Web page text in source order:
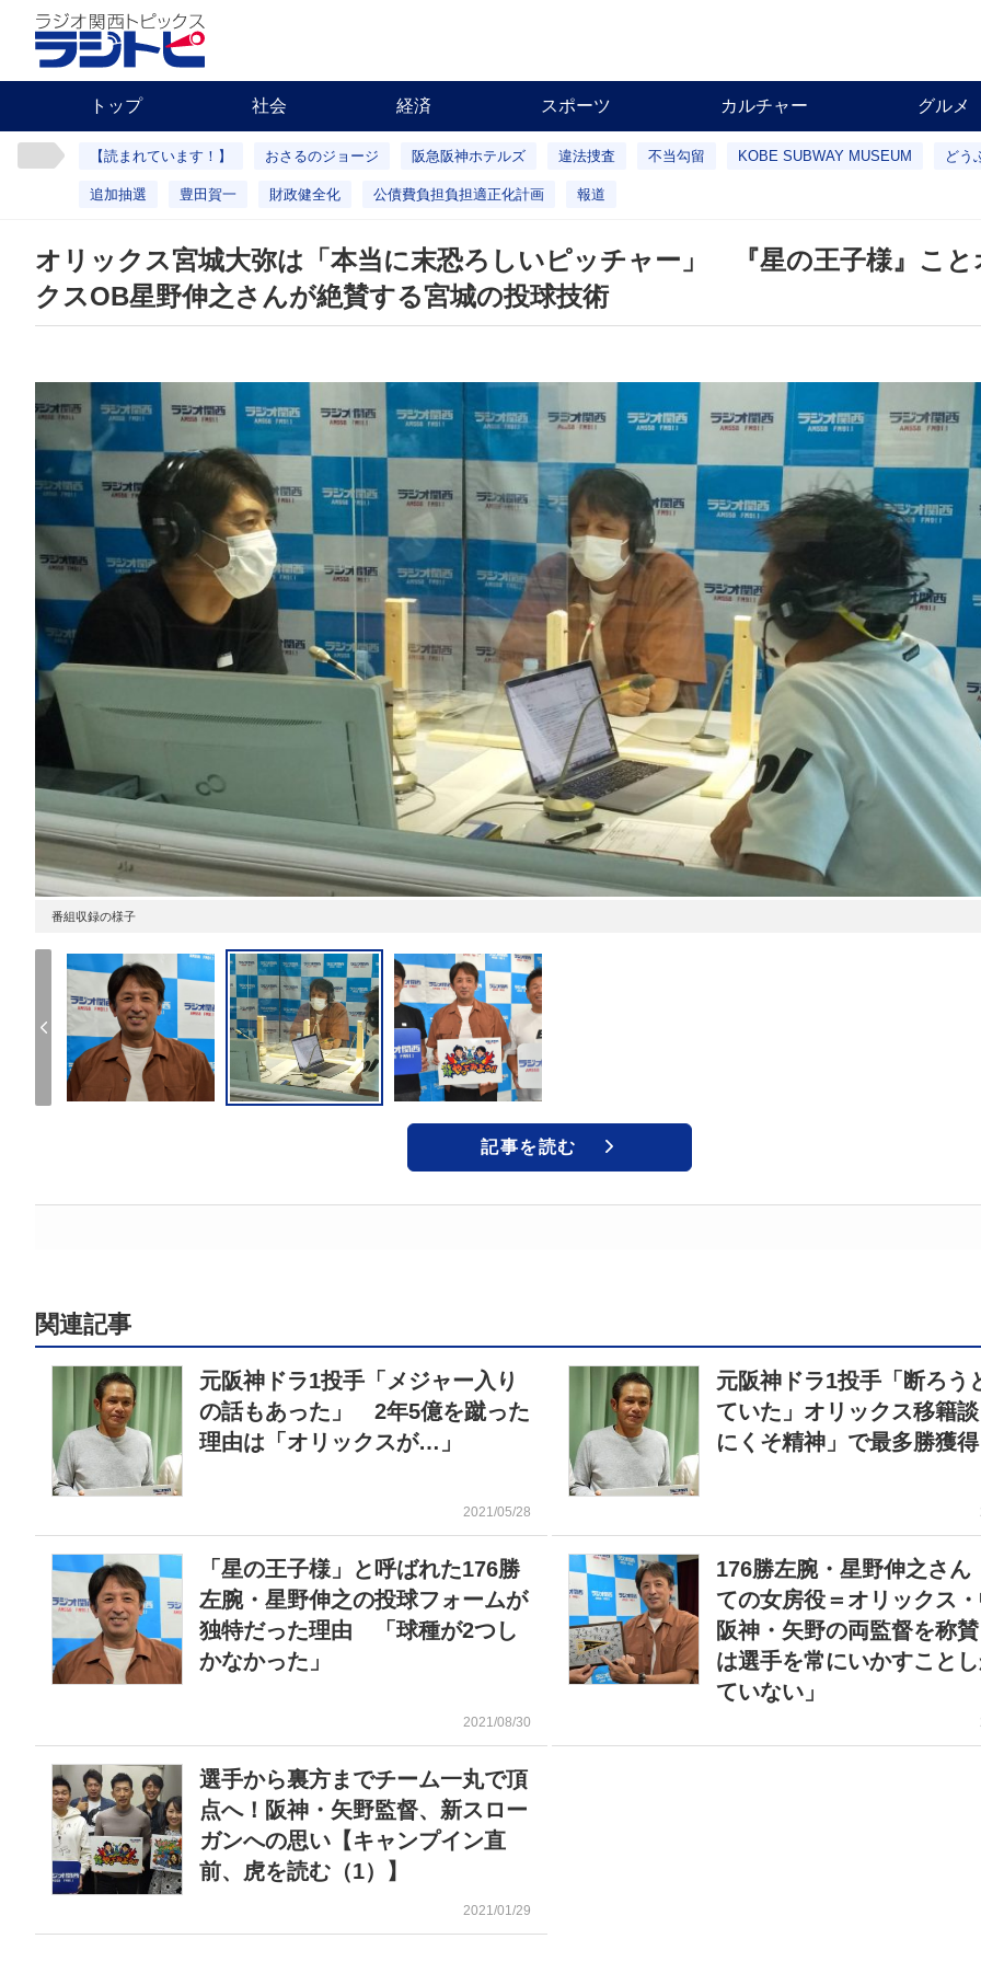
トップ 社会 経済 スポーツ カルチャー グルメ
【読まれています！】 おさるのジョージ 阪急阪神ホテルズ 違法捜査 不当勾留 KOBE SUBWAY MUSEUM どう
追加抽選 豊田賀一 財政健全化 公債費負担負担適正化計画 報道
オリックス宮城大弥は「本当に末恐ろしいピッチャー」 『星の王子様』こと
クスOB星野伸之さんが絶賛する宮城の投球技術
番組収録の様子
記事を読む
関連記事
元阪神ドラ1投手「メジャー入り
の話もあった」 2年5億を蹴った
理由は「オリックスが…」
2021/05/28
元阪神ドラ1投手「断ろう
ていた」オリックス移籍
にくそ精神」で最多勝獲得
「星の王子様」と呼ばれた176勝
左腕・星野伸之の投球フォームが
独特だった理由 「球種が2つし
かなかった」
2021/08/30
176勝左腕・星野伸之さ
ての女房役＝オリックス・
阪神・矢野の両監督を称
は選手を常にいかすことし
ていない」
選手から裏方までチーム一丸で頂
点へ！阪神・矢野監督、新スロー
ガンへの思い【キャンプイン直
前、虎を読む（1）】
2021/01/29